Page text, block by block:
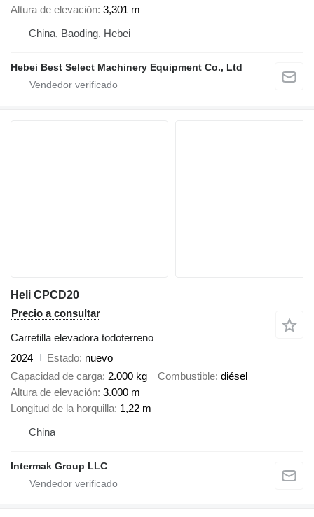
Altura de elevación 3,301 m
China, Baoding, Hebei
Hebei Best Select Machinery Equipment Co., Ltd
Heli CPCD20
Precio a consultar
Carretilla elevadora todoterreno
2024
Estado nuevo
Capacidad de carga 2.000 kg Combustible diésel
Altura de elevación 3.000 m
Longitud de la horquilla 1,22 m
China
Intermak Group LLC